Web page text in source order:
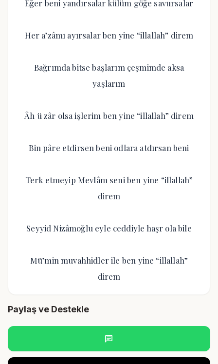
Eğer beni yandırsalar külüm göğe savursalar
Her a’zâmı ayırsalar ben yine “illallah” direm
Bağrımda bitse başlarım çeşmimde aksa
yaşlarım
Âh ü zâr olsa işlerim ben yine “illallah” direm
Bin pâre etdirsen beni odlara atdırsan beni
Terk etmeyip Mevlâm seni ben yine “illallah”
direm
Seyyid Nizâmoğlu eyle ceddiyle haşr ola bile
Mü’min muvahhidler ile ben yine “illallah”
direm
Paylaş ve Destekle
chat